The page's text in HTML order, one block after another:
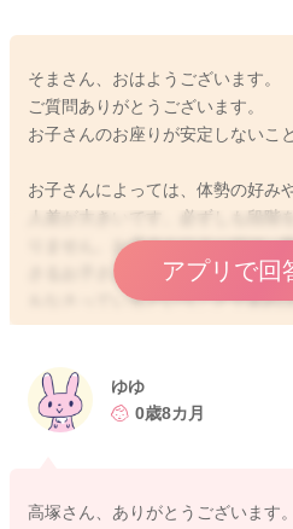
そまさん、おはようございます。
ご質問ありがとうございます。
お子さんのお座りが安定しないこ
お子さんによっては、体勢の好み
人差が大きいです。必ずしも段階
りません。お子さんによっては、
さるお子さんもいらっしゃいます
もなさっているということであれ
った異常はないように思いますよ
ば、健診や予防接種などの際にご
摘されなければ、促すようなこと
アプリで回
ゆゆ
0歳8カ月
高塚さん、ありがとうございます。